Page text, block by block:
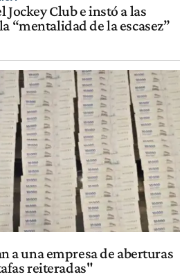
Club e instó a las
“mentalidad de la escasez”
a una empresa de aberturas
reiteradas"